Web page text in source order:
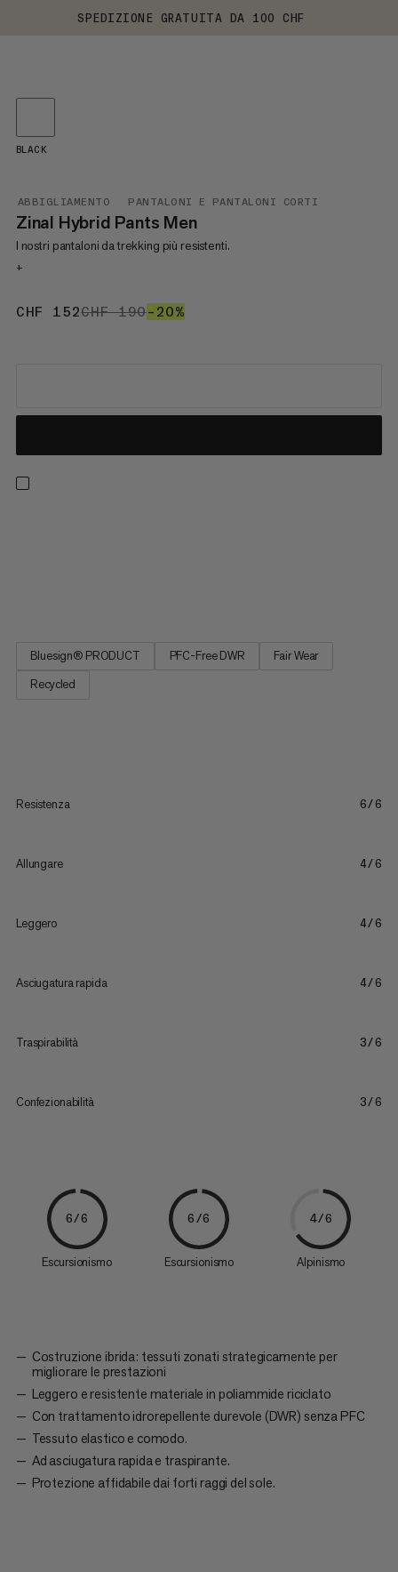
SPEDIZIONE GRATUITA DA 100 CHF
ABBIGLIAMENTO PANTALONI E PANTALONI CORTI
Zinal Hybrid Pants Men
I nostri pantaloni da trekking più resistenti.
+
CHF 152CHF 152
CHF 190CHF 190
–20%
BLACK
Bluesign® PRODUCT PFC-Free DWR
Fair Wear
Recycled
Resistenza 6/6
Allungare 4/6
Leggero 4/6
Asciugatura rapida 4/6
Traspirabilità 3/6
Confezionabilità 3/6
6/6
Escursionismo
6/6
Escursionismo
4/6
Alpinismo
Costruzione ibrida: tessuti zonati strategicamente per
migliorare le prestazioni
Leggero e resistente materiale in poliammide riciclato
Con trattamento idrorepellente durevole (DWR) senza PFC
Tessuto elastico e comodo.
Ad asciugatura rapida e traspirante.
Protezione affidabile dai forti raggi del sole.